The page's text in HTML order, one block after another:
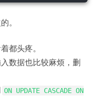
。
都头疼。
数据也比较麻烦，删
ON UPDATE CASCADE ON